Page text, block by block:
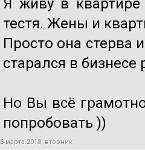
Я живу в
тестя. Жены и
Просто она стерва
старался в
Но Вы всё
попробовать ))
6 марта 2018, вторник